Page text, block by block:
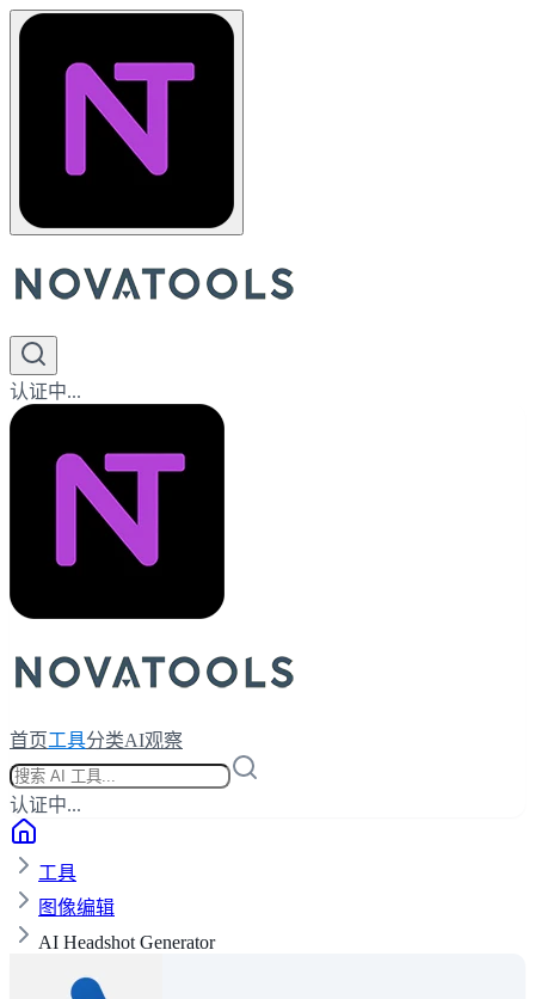
认证中...
首页工具分类AI观察
认证中...
工具
图像编辑
AI Headshot Generator